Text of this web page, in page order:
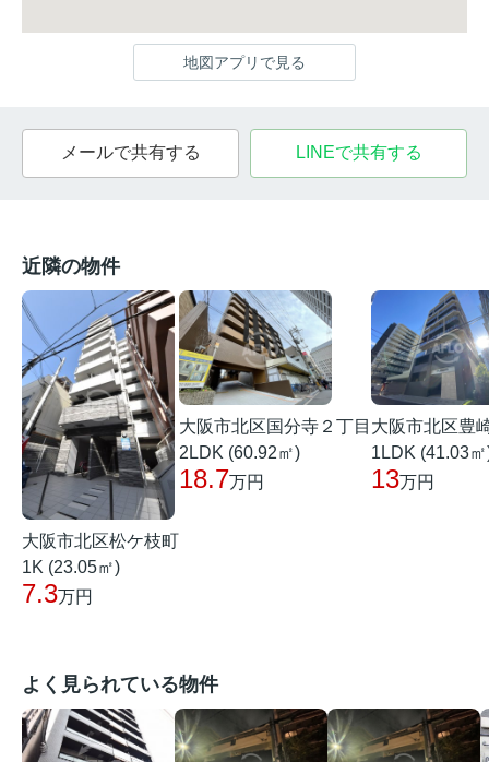
地図アプリで見る
メールで共有する LINEで共有する
近隣の物件
大阪市北区松ケ枝町
1K (23.05㎡)
7.3万円
大阪市北区国分寺２丁目
2LDK (60.92㎡)
18.7万円
大阪市北区豊
1LDK (41.03
13万円
よく見られている物件